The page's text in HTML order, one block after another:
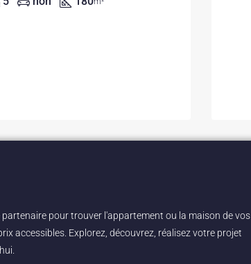
pour trouver l'appartement ou la maison de vos
accessibles. Explorez, découvrez, réalisez votre projet